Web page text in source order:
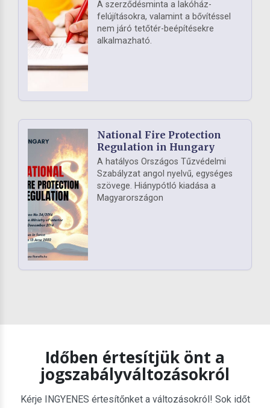
A szerződésminta a lakóház-
felújításokra, valamint a bővítéssel
nem járó tetőtér-beépítésekre
alkalmazható.
National Fire Protection
Regulation in Hungary
A hatályos Országos Tűzvédelmi
Szabályzat angol nyelvű, egységes
szövege. Hiánypótló kiadása a
Magyarországon
Időben értesítjük önt a
jogszabályváltozásokról
Kérje INGYENES értesítőnket a változásokról! Sok időt